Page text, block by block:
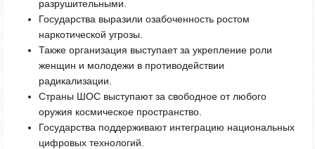
разрушительными.
Государства выразили озабоченность ростом
наркотической угрозы.
Также организация выступает за укрепление роли
женщин и молодежи в противодействии
радикализации.
Страны ШОС выступают за свободное от любого
оружия космическое пространство.
Государства поддерживают интеграцию национальных
цифровых технологий.